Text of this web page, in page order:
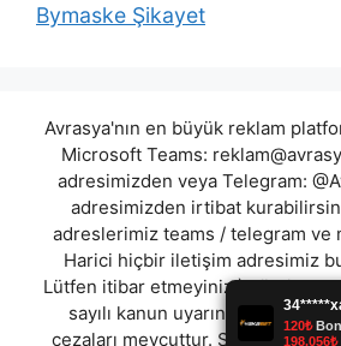
Bymaske Şikayet
Avrasya'nın en büyük reklam
Microsoft Teams:
adresimizden veya Telegram:
adresimizden irtibat
adreslerimiz teams / telegram ve
Harici hiçbir iletişim adresimiz
Lütfen itibar etmeyiniz.) Türkiye
sayılı kanun uyarınca yasa dışı
cezaları mevcuttur. Şu an